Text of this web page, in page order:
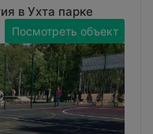
в Ухта парке
Посмотреть объект